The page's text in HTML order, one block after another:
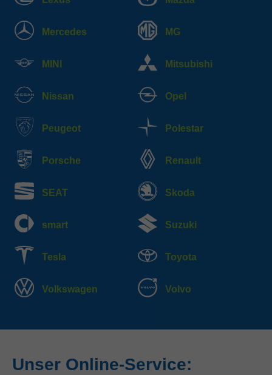
Mercedes MG
MINI Mitsubishi
Nissan Opel
Peugeot Polestar
Porsche Renault
SEAT Skoda
smart Suzuki
Tesla Toyota
Volkswagen Volvo
Unser Online-Service: